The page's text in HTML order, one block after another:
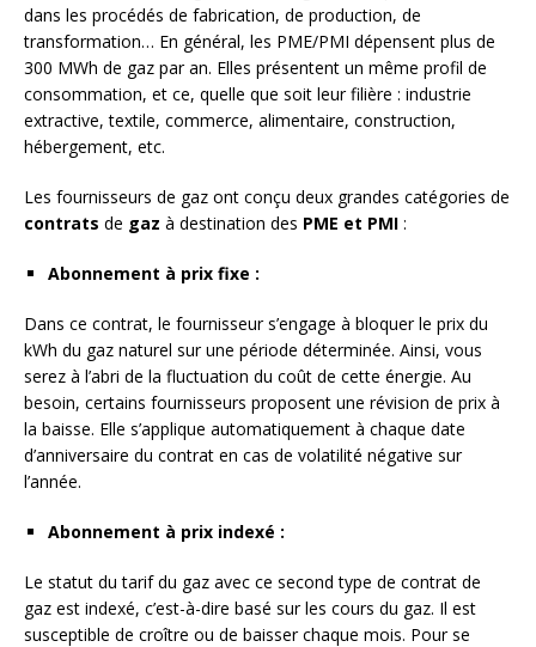
dans les procédés de fabrication, de production, de
transformation… En général, les PME/PMI dépensent plus de
300 MWh de gaz par an. Elles présentent un même profil de
consommation, et ce, quelle que soit leur filière : industrie
extractive, textile, commerce, alimentaire, construction,
hébergement, etc.
Les fournisseurs de gaz ont conçu deux grandes catégories de
contrats de gaz à destination des PME et PMI :
Abonnement à prix fixe :
Dans ce contrat, le fournisseur s’engage à bloquer le prix du
kWh du gaz naturel sur une période déterminée. Ainsi, vous
serez à l’abri de la fluctuation du coût de cette énergie. Au
besoin, certains fournisseurs proposent une révision de prix à
la baisse. Elle s’applique automatiquement à chaque date
d’anniversaire du contrat en cas de volatilité négative sur
l’année.
Abonnement à prix indexé :
Le statut du tarif du gaz avec ce second type de contrat de
gaz est indexé, c’est-à-dire basé sur les cours du gaz. Il est
susceptible de croître ou de baisser chaque mois. Pour se